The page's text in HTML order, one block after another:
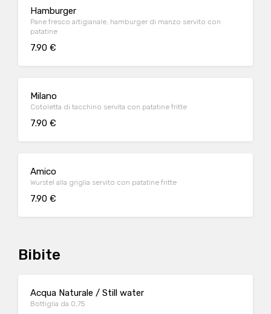
Hamburger
Pane fresco artigianale, hamburger di manzo servito con
patatine
7.90 €
Milano
Cotoletta di tacchino servita con patatine fritte
7.90 €
Amico
Wurstel alla griglia servito con patatine fritte
7.90 €
Bibite
Acqua Naturale / Still water
Bottiglia da 0,75